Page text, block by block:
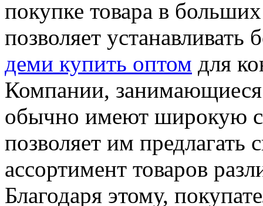
покупке товара в
позволяет
деми купить оптом для
Компании, занимающиеся
обычно имеют широкую
позволяет им
ассортимент товаров
Благодаря этому,